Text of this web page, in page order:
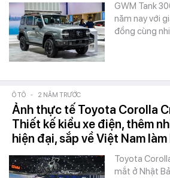
GWM Tank
năm nay với
đồng cùng
Ô TÔ - 2 NĂM TRƯỚC
Ảnh thực tế Toyota Corolla
Thiết kế kiểu xe điện, thêm
hiện đại, sắp về Việt Nam
Toyota
mắt ở Nhật